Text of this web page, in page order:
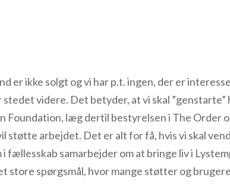
er ikke solgt og vi har p.t. ingen, der er
stedet videre. Det betyder, at vi skal
Foundation, læg dertil bestyrelsen i The Order
støtte arbejdet. Det er alt for få, hvis vi skal
i fællesskab samarbejder om at bringe liv i
store spørgsmål, hvor mange støtter og